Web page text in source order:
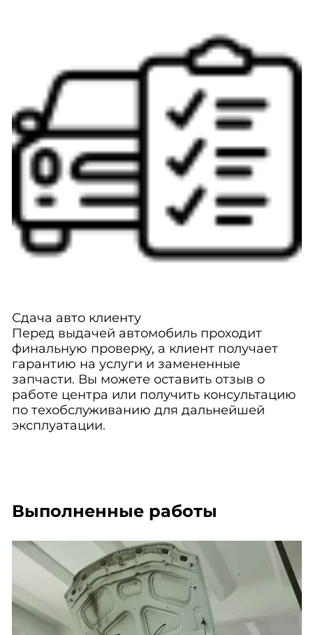
Сдача авто клиенту
Перед выдачей автомобиль проходит
финальную проверку, а клиент получает
гарантию на услуги и замененные
запчасти. Вы можете оставить отзыв о
работе центра или получить консультацию
по техобслуживанию для дальнейшей
эксплуатации.
Выполненные работы